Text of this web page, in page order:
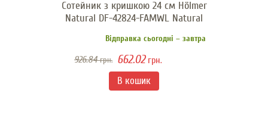
Сотейник з кришкою 24 см Hölmer
Natural DF-42824-FAMWL Natural
Відправка сьогодні – завтра
926.84грн. 662.02грн.